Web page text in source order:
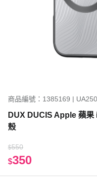
商品編號：1385169 |
DUX DUCIS Apple 蘋
殼
$550
$350